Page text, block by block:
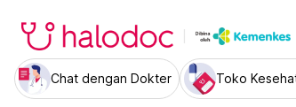
Chat dengan Dokter Toko